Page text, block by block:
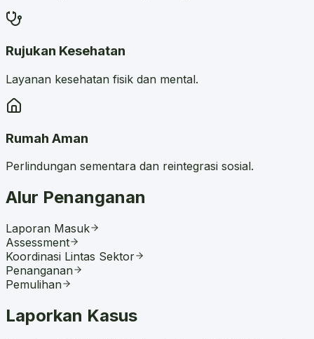
Rujukan Kesehatan
Layanan kesehatan fisik dan mental.
Rumah Aman
Perlindungan sementara dan reintegrasi sosial.
Alur Penanganan
Laporan Masuk
Assessment
Koordinasi Lintas Sektor
Penanganan
Pemulihan
Laporkan Kasus